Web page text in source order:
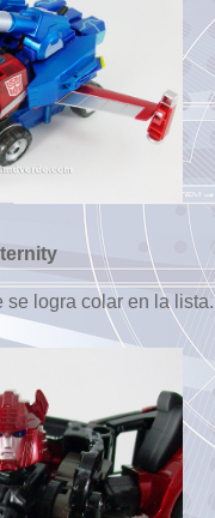
se logra colar en la lista.